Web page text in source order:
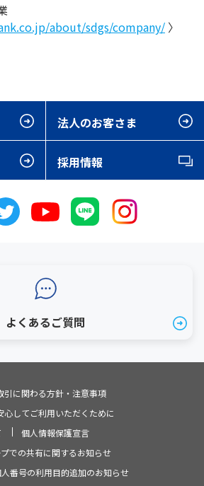
about/sdgs/company/ 〉
法人のお客さま
採用情報
よくあるご質問
引に関わる方針・注意事項
心してご利用いただくために
個人情報保護宣言
での共有に関するお知らせ
番号の利用目的追加のお知らせ